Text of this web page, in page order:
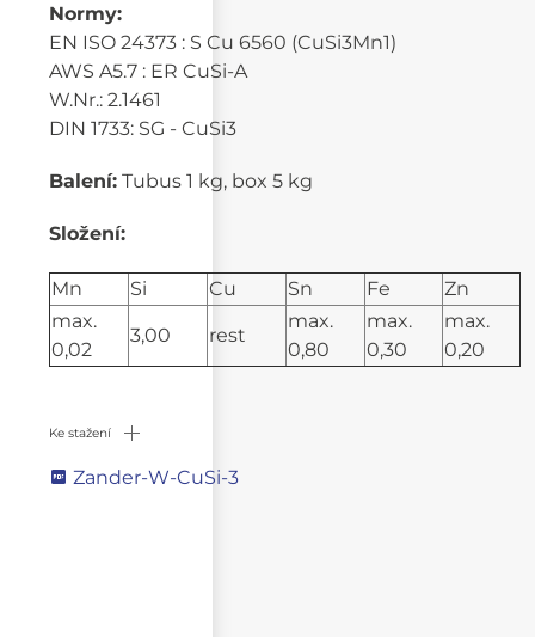
Normy:
EN ISO 24373 : S Cu 6560 (CuSi3Mn1)
AWS A5.7 : ER CuSi-A
W.Nr.: 2.1461
DIN 1733: SG - CuSi3
Balení: Tubus 1 kg, box 5 kg
Složení:
Mn Si Cu Sn Fe
Zn
max.
0,02
3,00 rest
max.
0,80
max.
0,30
max.
0,20
Ke stažení
Zander-W-CuSi-3